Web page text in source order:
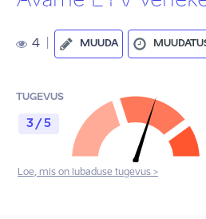
4 MUUDA
TUGEVUS
3 / 5
Loe, mis on lubaduse tugevus >